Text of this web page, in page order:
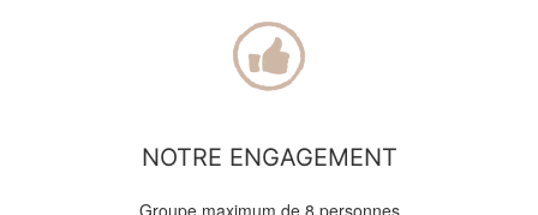
NOTRE ENGAGEMENT
Groupe maximum de 8 personnes